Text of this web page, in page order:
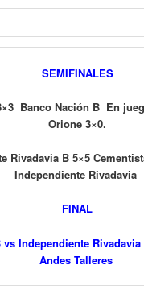
SEMIFINALES
Banco Nación B En
Orione 3×0.
Rivadavia B 5×5
Independiente Rivadavia
FINAL
Independiente Rivadavia
Andes Talleres